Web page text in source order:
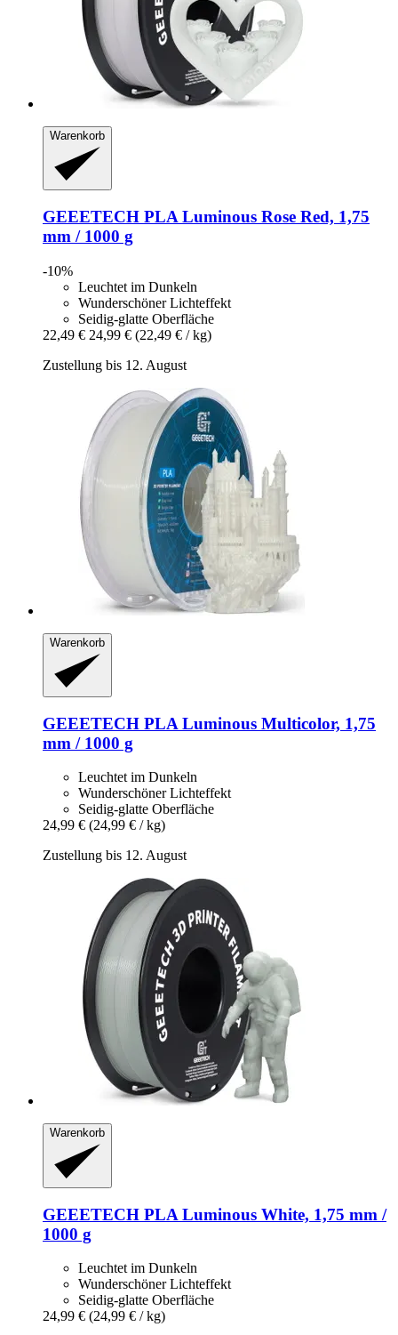
Warenkorb
GEEETECH PLA Luminous Rose Red, 1,75
mm / 1000 g
-10%
Leuchtet im Dunkeln
Wunderschöner Lichteffekt
Seidig-glatte Oberfläche
22,49 € 24,99 € (22,49 € / kg)
Zustellung bis 12. August
Warenkorb
GEEETECH PLA Luminous Multicolor, 1,75
mm / 1000 g
Leuchtet im Dunkeln
Wunderschöner Lichteffekt
Seidig-glatte Oberfläche
24,99 € (24,99 € / kg)
Zustellung bis 12. August
Warenkorb
GEEETECH PLA Luminous White, 1,75 mm /
1000 g
Leuchtet im Dunkeln
Wunderschöner Lichteffekt
Seidig-glatte Oberfläche
24,99 € (24,99 € / kg)